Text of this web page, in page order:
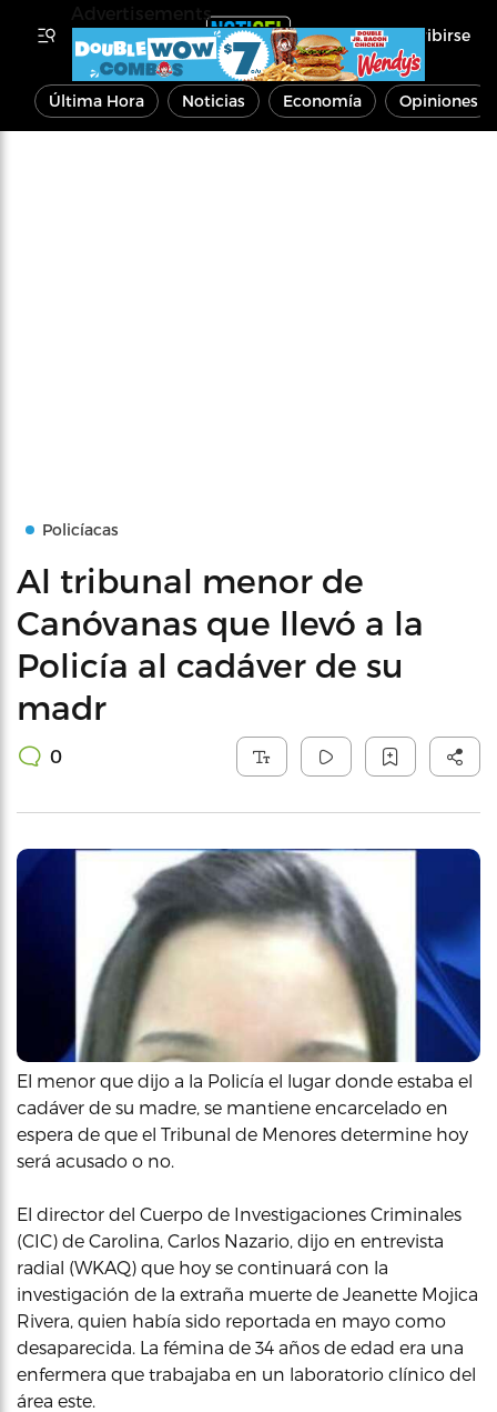
Inscribirse
Última Hora Noticias Economía Opiniones
Policíacas
Al tribunal menor de
Canóvanas que llevó a la
Policía al cadáver de su
madr
0
El menor que dijo a la Policía el lugar donde estaba el
cadáver de su madre, se mantiene encarcelado en
espera de que el Tribunal de Menores determine hoy
será acusado o no.
El director del Cuerpo de Investigaciones Criminales
(CIC) de Carolina, Carlos Nazario, dijo en entrevista
radial (WKAQ) que hoy se continuará con la
investigación de la extraña muerte de Jeanette Mojica
Rivera, quien había sido reportada en mayo como
desaparecida. La fémina de 34 años de edad era una
enfermera que trabajaba en un laboratorio clínico del
área este.
Advertisements